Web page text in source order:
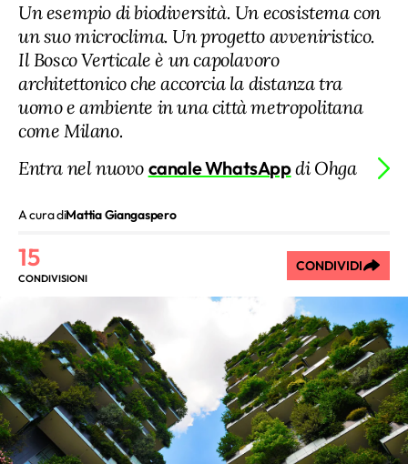
Un esempio di biodiversità. Un ecosistema con
un suo microclima. Un progetto avveniristico.
Il Bosco Verticale è un capolavoro
architettonico che accorcia la distanza tra
uomo e ambiente in una città metropolitana
come Milano.
Entra nel nuovo canale WhatsAppdi Ohga
A cura diMattia Giangaspero
15
CONDIVISIONI
CONDIVIDI